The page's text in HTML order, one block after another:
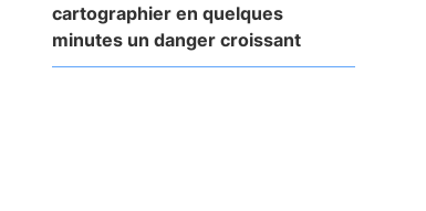
cartographier en quelques
minutes un danger croissant